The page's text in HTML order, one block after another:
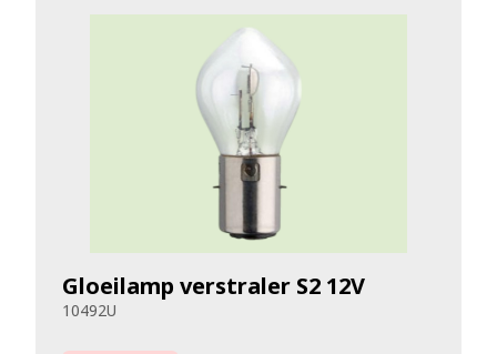
Gloeilamp verstraler S2 12V
10492U